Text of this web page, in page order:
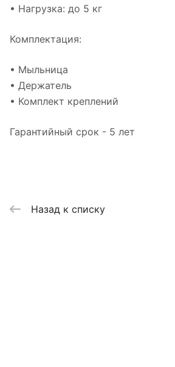
• Нагрузка: до 5 кг
Комплектация:
• Мыльница
• Держатель
• Комплект креплений
Гарантийный срок - 5 лет
Назад к списку